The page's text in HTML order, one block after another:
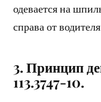
одевается на
справа от
3. Принцип
113.3747-10.